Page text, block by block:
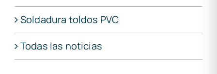
Soldadura toldos PVC
Todas las noticias